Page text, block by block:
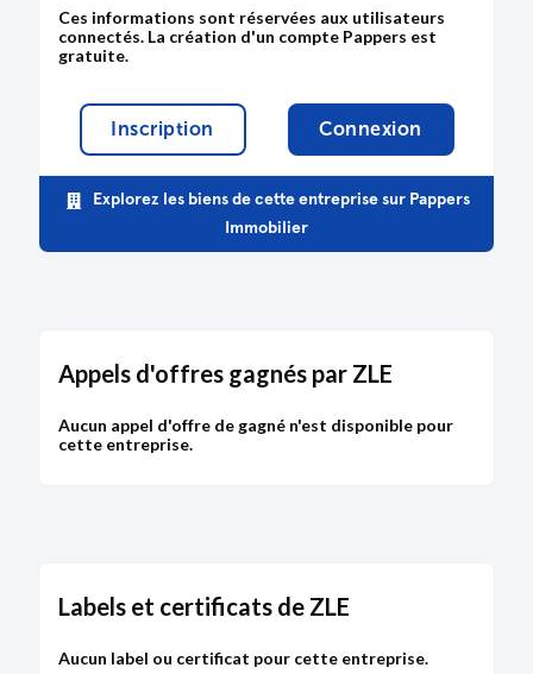
Ces informations sont réservées aux utilisateurs
connectés. La création d'un compte Pappers est
gratuite.
Inscription Connexion
Explorez les biens de cette entreprise sur Pappers
Immobilier
Appels d'offres gagnés par ZLE
Aucun appel d'offre de gagné n'est disponible pour
cette entreprise.
Labels et certificats de ZLE
Aucun label ou certificat pour cette entreprise.